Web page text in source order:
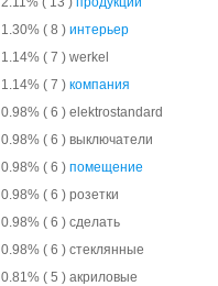
1.30% ( 8 ) интерьер
1.14% ( 7 ) werkel
1.14% ( 7 ) компания
0.98% ( 6 ) elektrostandard
0.98% ( 6 ) выключатели
0.98% ( 6 ) помещение
0.98% ( 6 ) розетки
0.98% ( 6 ) сделать
0.98% ( 6 ) стеклянные
0.81% ( 5 ) акриловые